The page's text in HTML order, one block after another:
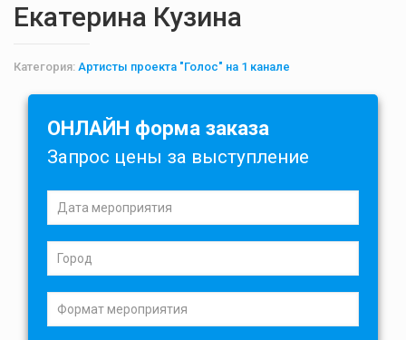
Екатерина Кузина
Категория: Артисты проекта "Голос" на 1 канале
ОНЛАЙН форма заказа
Запрос цены за выступление